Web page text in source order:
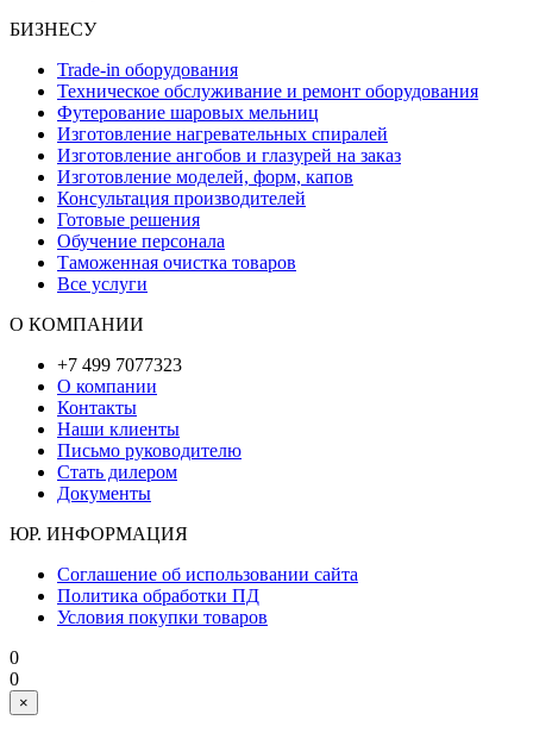
БИЗНЕСУ
Trade-in оборудования
Техническое обслуживание и ремонт оборудования
Футерование шаровых мельниц
Изготовление нагревательных спиралей
Изготовление ангобов и глазурей на заказ
Изготовление моделей, форм, капов
Консультация производителей
Готовые решения
Обучение персонала
Таможенная очистка товаров
Все услуги
О КОМПАНИИ
+7 499 7077323
О компании
Контакты
Наши клиенты
Письмо руководителю
Стать дилером
Документы
ЮР. ИНФОРМАЦИЯ
Соглашение об использовании сайта
Политика обработки ПД
Условия покупки товаров
0
0
×